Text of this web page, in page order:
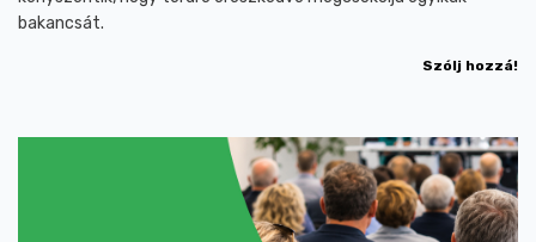
bakancsát.
Szólj hozzá!